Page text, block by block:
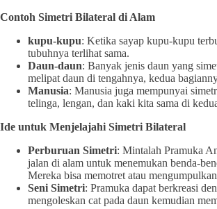
Contoh Simetri Bilateral di Alam
kupu-kupu: Ketika sayap kupu-kupu
tubuhnya terlihat sama.
Daun-daun: Banyak jenis daun yang
melipat daun di tengahnya, kedua
Manusia: Manusia juga mempunyai
telinga, lengan, dan kaki kita sama di
Ide untuk Menjelajahi Simetri Bilateral
Perburuan Simetri: Mintalah Pramuka
jalan di alam untuk menemukan benda-
Mereka bisa memotret atau
Seni Simetri: Pramuka dapat berkreasi
mengoleskan cat pada daun kemudian